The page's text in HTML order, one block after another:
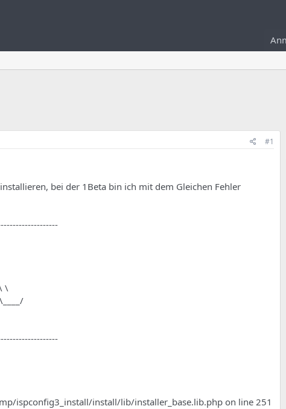
#1
bei der 1Beta bin ich mit dem Gleichen Fehler
\
ispconfig3_install/install/lib/installer_base.lib.php on line 251